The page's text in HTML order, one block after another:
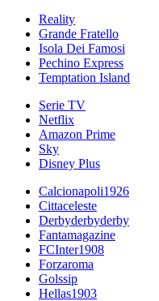
Reality
Grande Fratello
Isola Dei Famosi
Pechino Express
Temptation Island
Serie TV
Netflix
Amazon Prime
Sky
Disney Plus
Calcionapoli1926
Cittaceleste
Derbyderbyderby
Fantamagazine
FCInter1908
Forzaroma
Golssip
Hellas1903